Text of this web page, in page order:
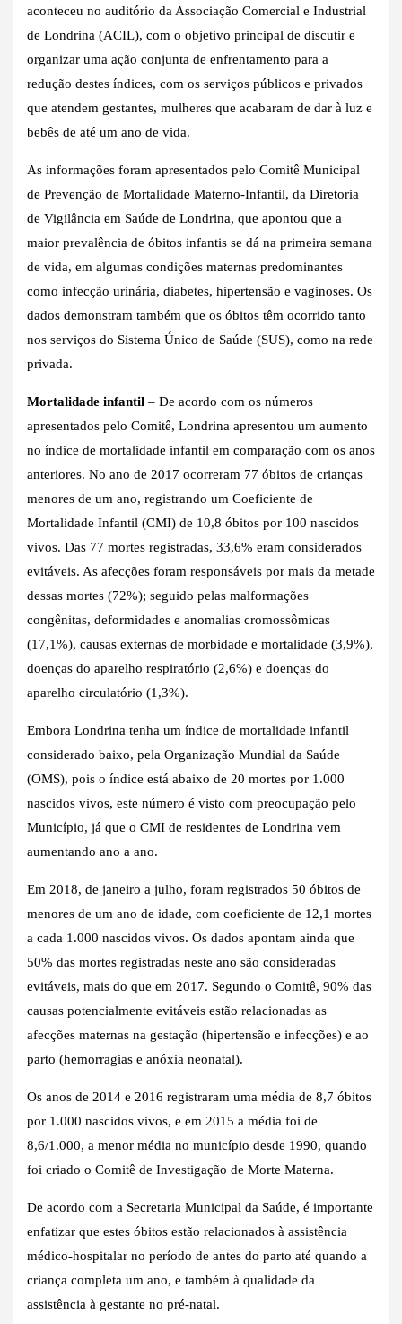
aconteceu no auditório da Associação Comercial e Industrial
de Londrina (ACIL), com o objetivo principal de discutir e
organizar uma ação conjunta de enfrentamento para a
redução destes índices, com os serviços públicos e privados
que atendem gestantes, mulheres que acabaram de dar à luz e
bebês de até um ano de vida.
As informações foram apresentados pelo Comitê Municipal
de Prevenção de Mortalidade Materno-Infantil, da Diretoria
de Vigilância em Saúde de Londrina, que apontou que a
maior prevalência de óbitos infantis se dá na primeira semana
de vida, em algumas condições maternas predominantes
como infecção urinária, diabetes, hipertensão e vaginoses. Os
dados demonstram também que os óbitos têm ocorrido tanto
nos serviços do Sistema Único de Saúde (SUS), como na rede
privada.
Mortalidade infantil – De acordo com os números
apresentados pelo Comitê, Londrina apresentou um aumento
no índice de mortalidade infantil em comparação com os anos
anteriores. No ano de 2017 ocorreram 77 óbitos de crianças
menores de um ano, registrando um Coeficiente de
Mortalidade Infantil (CMI) de 10,8 óbitos por 100 nascidos
vivos. Das 77 mortes registradas, 33,6% eram considerados
evitáveis. As afecções foram responsáveis por mais da metade
dessas mortes (72%); seguido pelas malformações
congênitas, deformidades e anomalias cromossômicas
(17,1%), causas externas de morbidade e mortalidade (3,9%),
doenças do aparelho respiratório (2,6%) e doenças do
aparelho circulatório (1,3%).
Embora Londrina tenha um índice de mortalidade infantil
considerado baixo, pela Organização Mundial da Saúde
(OMS), pois o índice está abaixo de 20 mortes por 1.000
nascidos vivos, este número é visto com preocupação pelo
Município, já que o CMI de residentes de Londrina vem
aumentando ano a ano.
Em 2018, de janeiro a julho, foram registrados 50 óbitos de
menores de um ano de idade, com coeficiente de 12,1 mortes
a cada 1.000 nascidos vivos. Os dados apontam ainda que
50% das mortes registradas neste ano são consideradas
evitáveis, mais do que em 2017. Segundo o Comitê, 90% das
causas potencialmente evitáveis estão relacionadas as
afecções maternas na gestação (hipertensão e infecções) e ao
parto (hemorragias e anóxia neonatal).
Os anos de 2014 e 2016 registraram uma média de 8,7 óbitos
por 1.000 nascidos vivos, e em 2015 a média foi de
8,6/1.000, a menor média no município desde 1990, quando
foi criado o Comitê de Investigação de Morte Materna.
De acordo com a Secretaria Municipal da Saúde, é importante
enfatizar que estes óbitos estão relacionados à assistência
médico-hospitalar no período de antes do parto até quando a
criança completa um ano, e também à qualidade da
assistência à gestante no pré-natal.